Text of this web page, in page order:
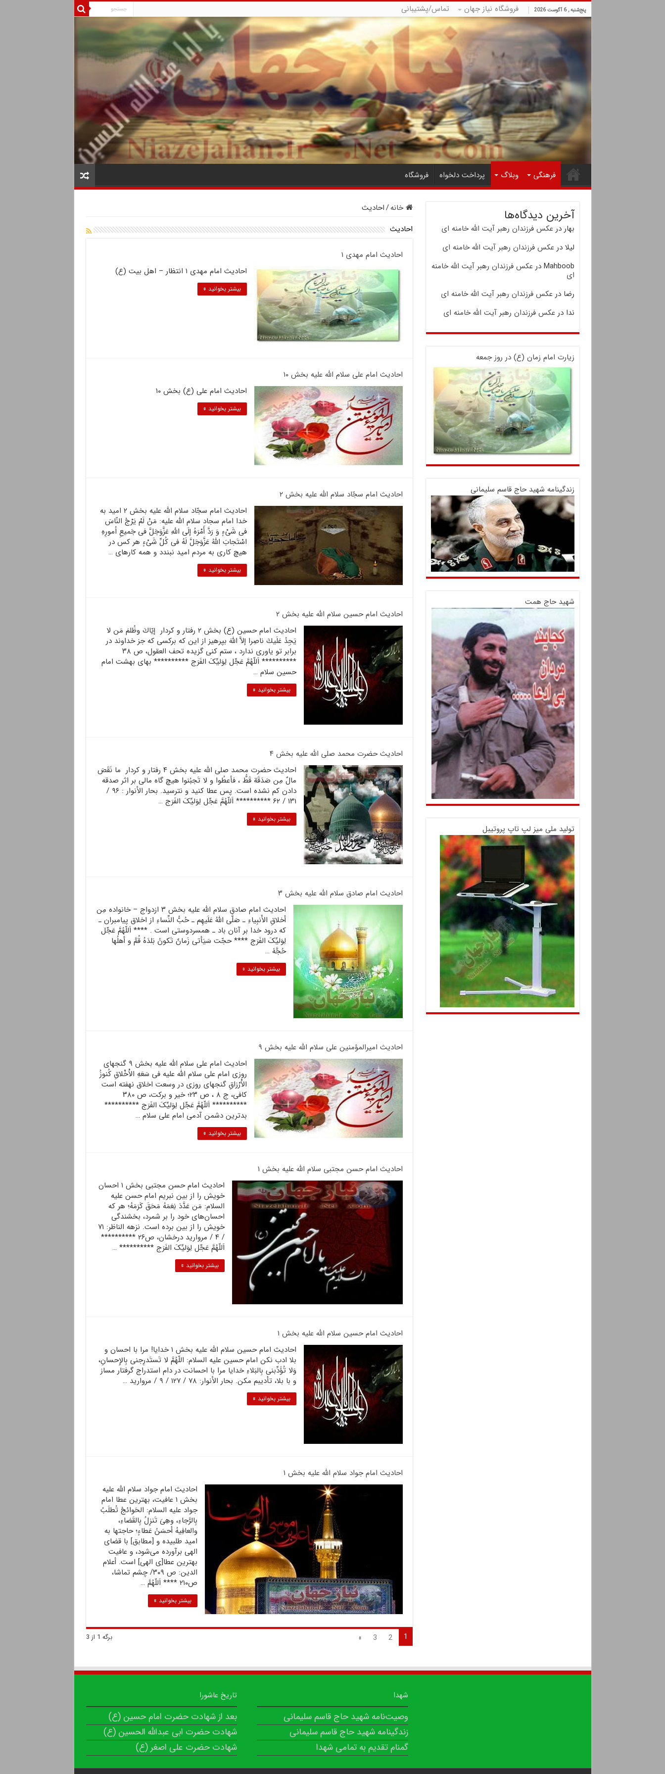
پنج‌شنبه , 6 آگوست 2026 فروشگاه نیاز جهان تماس/پشتیبانی
فرهنگی وبلاگ پرداخت دلخواه فروشگاه
خانه/احادیث
احادیث
احادیث امام مهدی ۱
احادیث امام مهدی ۱ انتظار – اهل بیت (ع)
بیشتر بخوانید »
احادیث امام علی سلام الله علیه بخش ۱۰
احادیث امام علی (ع) بخش ۱۰
بیشتر بخوانید »
احادیث امام سجّاد سلام الله علیه بخش ۲
احادیث امام سجّاد سلام الله علیه بخش ۲ امید به
خدا امام سجاد سلام الله علیه: مَنْ لَمْ یَرْجُ النّاسَ
فى شَىْ‏ءٍ وَ رَدَّ أَمْرَهُ إلَى اللّه‏ِ عَزَّوَجَلَّ فى جَمیعِ اُمورِهِ
اسْتَجابَ اللّه‏ُ عَزَّوَجَلَّ لَهُ فى کُلِّ شَىْ‏ءٍ هر کس در
هیچ کارى به مردم امید نبندد و همه کارهاى …
بیشتر بخوانید »
احادیث امام حسین سلام الله علیه بخش ۲
احادیث امام حسین (ع) بخش ۲ رفتار و کردار إيّاكَ وظُلمَ مَن لا
يَجِدُ عَلَيكَ ناصِرا إلاَّ اللّهَ بپرهيز از اين كه بركسى كه جز خداوند در
برابر تو ياورى ندارد ، ستم كنى گزیده تحف العقول، ص ۳۸
********** اَللّهُمَّ عَجِّل لِوَلیِّکَ الفَرَج ********** بهای بهشت امام
حسین سلام …
بیشتر بخوانید »
احادیث حضرت محمد صلى الله علیه بخش ۴
احادیث حضرت محمد صلى الله علیه بخش ۴ رفتار و کردار ما نَقَصَ
مالٌ مِن صَدَقَة قَطُّ ، فأعطُوا و لا تَجبُنوا هيچ گاه مالى بر اثر صدقه
دادن كم نشده است. پس عطا كنيد و نترسيد. بحار الأنوار : ۹۶ /
۱۳۱ / ۶۲ ********** اَللّهُمَّ عَجِّل لِوَلیِّکَ الفَرَج …
بیشتر بخوانید »
احادیث امام صادق سلام الله علیه بخش ۳
احادیث امام صادق سلام الله علیه بخش ۳ ازدواج – خانواده مِن
أخلاقِ الأَنبِياءِ ـ صَلَّى اللّهُ عَلَيهِم ـ حُبُّ النِّساءِ از اخلاق پيامبران ـ
كه درود خدا بر آنان باد ـ همسردوستى است . **** اَللّهُمَّ عَجِّل
لِوَلیِّکَ الفَرَج **** حجّت سَیَأتی زَمانٌ تَکونُ بَلدَهُ قُمَّ و أهلُها
حُجَّهً …
بیشتر بخوانید »
احادیث امیرالمؤمنین علی سلام الله علیه بخش ۹
احادیث امام علی سلام الله علیه بخش ۹ گنج‏هاى
روزى امام علی سلام الله علیه فى سَعَهِ الاَْخْلاقِ کُنوزُ
الاَْرْزاقِ گنج‏هاى روزى در وسعت اخلاق نهفته است
کافى، ج ۸ ، ص ۲۳؛ خیر و برکت، ص ۳۸۰
********** اَللّهُمَّ عَجِّل لِوَلیِّکَ الفَرَج **********
بدترین دشمن آدمى امام على سلام …
بیشتر بخوانید »
احادیث امام حسن مجتبی سلام الله علیه بخش ۱
احادیث امام حسن مجتبی بخش ۱ احسان
خویش را از بین نبریم امام حسن علیه
السلام: مَن عَدَّدَ نِعَمَهُ مَحَقَ کَرَمَهُ؛ هر که
احسان‌هاى خود را بر شمرد، بخشندگى
خویش را از بین برده است. نزهه الناظر: ۷۱
/ ۴ / مروارید درخشان، ص۲۶ **********
اَللّهُمَّ عَجِّل لِوَلیِّکَ الفَرَج ********** …
بیشتر بخوانید »
احادیث امام حسین سلام الله علیه بخش ۱
احادیث امام حسین سلام الله علیه بخش ۱ خدایا! مرا با احسان و
بلا ادب نکن امام حسین علیه السلام: اللّهُمَّ لا تَستَدرِجنی بِالإِحسانِ،
وَلا تُؤَدِّبنی بِالبَلاءِ خدایا مرا با احسانت در دام استدراج گرفتار مساز
و با بلا، تأدیبم مکن. بحار الأنوار: ۷۸ / ۱۲۷ / ۹ / مروارید …
بیشتر بخوانید »
احادیث امام جواد سلام الله علیه بخش ۱
احادیث امام جواد سلام الله علیه
بخش ۱ عافیت، بهترین عطا امام
جواد علیه السلام: الحَوائجُ تُطلَبُ
بِالرَّجاءِ، وهِیَ تَنزِلُ بِالقَضاءِ،
والعافِیهُ أحسَنُ عَطاءٍ؛ حاجتها به
امید طلبیده و [مطابق] با قضاى
الهى برآورده می‌شود، و عافیت
بهترین عطا[ى الهى] است. أعلام
الدین: ص ۳۰۹/ چشم تماشا،
ص۲۱۰ **** اَللّهُمَّ …
بیشتر بخوانید »
برگه 1 از 3 1
2
3
»
آخرین دیدگاه‌ها
بهار درعکس فرزندان رهبر آیت الله خامنه ای
لیلا درعکس فرزندان رهبر آیت الله خامنه ای
Mahboob درعکس فرزندان رهبر آیت الله خامنه
ای
رضا درعکس فرزندان رهبر آیت الله خامنه ای
ندا درعکس فرزندان رهبر آیت الله خامنه ای
زیارت امام زمان (ع) در روز جمعه
زندگینامه شهید حاج قاسم سلیمانی
شهید حاج همت
تولید ملی میز لپ تاپ پروتیبل
شهدا
وصیت‌نامه شهید حاج قاسم سلیمانی
زندگینامه شهید حاج قاسم سلیمانی
گمنام تقدیم به تمامی شهدا
تاریخ عاشورا
بعد از شهادت حضرت امام حسین (ع)
شهادت حضرت ابی عبدالله الحسین (ع)
شهادت حضرت علی اصغر (ع)